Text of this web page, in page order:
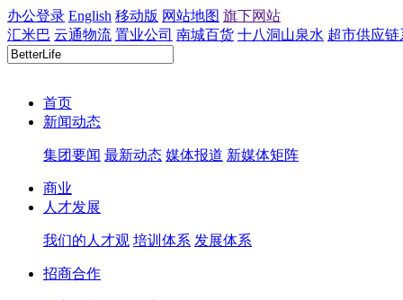
办公登录 English 移动版 网站地图 旗下网站
汇米巴 云通物流 置业公司 南城百货 十八洞山泉水 超市供应链
首页
新闻动态
集团要闻 最新动态 媒体报道 新媒体矩阵
商业
人才发展
我们的人才观 培训体系 发展体系
招商合作